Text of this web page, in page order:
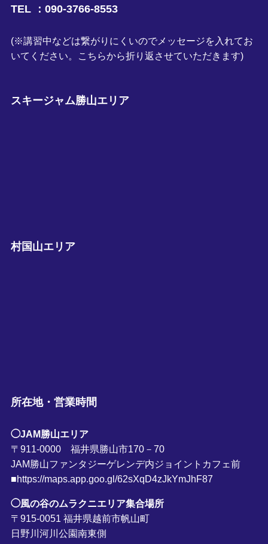
TEL ：090-3766-8553
(※講習中などは繋がりにくいのでメッセージを入れてお
いてください。こちらから折り返させていただきます)
スキージャム勝山エリア
村国山エリア
所在地・営業時間
◯JAM勝山エリア
〒911-0000 福井県勝山市170－70
JAM勝山ファンタジーゲレンデ内ジョイントカフェ前
■https://maps.app.goo.gl/62sXqD4zJkYmJhF87
◯風の谷のムラクニエリア集合場所
〒915-0051 福井県越前市帆山町
日野川河川公園南東側